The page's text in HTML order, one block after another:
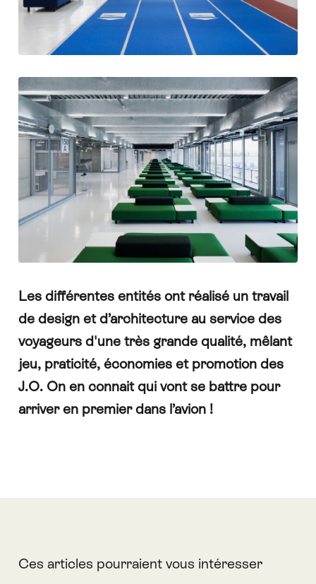
Les différentes entités ont réalisé un travail
de design et d’architecture au service des
voyageurs d'une très grande qualité,mêlant
jeu, praticité, économies et promotion des
J.O. On en connait qui vont se battre pour
arriver en premier dans l’avion !
Ces articles pourraient vous intéresser